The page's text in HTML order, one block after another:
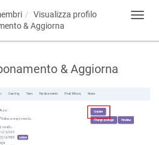
Visualizza profilo
& Aggiorna
& Aggiorna